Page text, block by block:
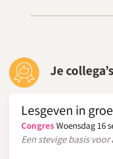
Je
Lesgeven in
Congres Woensdag 16
Een stevige basis